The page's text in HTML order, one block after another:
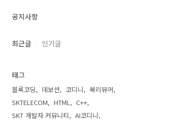
공지사항
최근글 인기글
태그
블록코딩 데보션 코디니
북리뷰어
SKTELECOM
HTML
C++
SKT 개발자 커뮤니티
AI코디니